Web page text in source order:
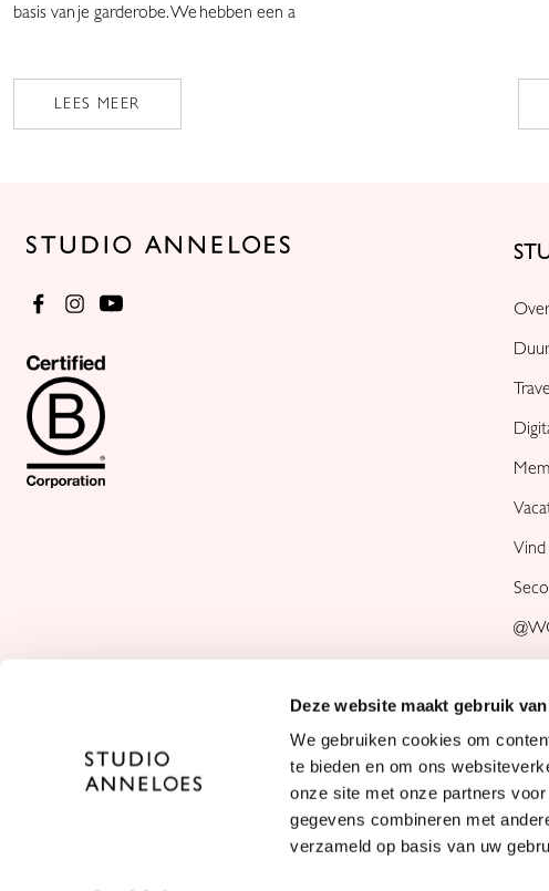
Deze website maakt gebruik
We gebruiken cookies om
te bieden en om ons
onze site met onze partners
gegevens combineren met
verzameld op basis van uw
basis van je garderobe. We hebben een a
LEES MEER
DE